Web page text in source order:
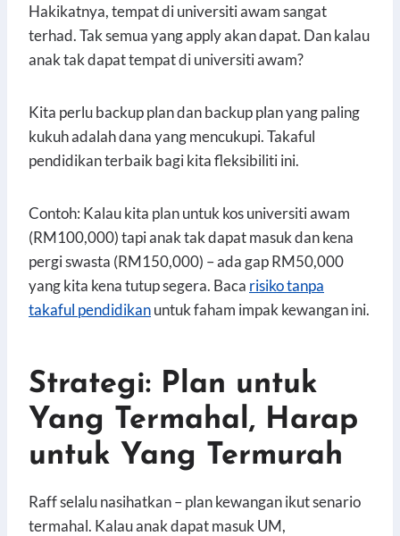
Hakikatnya, tempat di universiti awam sangat
terhad. Tak semua yang apply akan dapat. Dan kalau
anak tak dapat tempat di universiti awam?
Kita perlu backup plan dan backup plan yang paling
kukuh adalah dana yang mencukupi. Takaful
pendidikan terbaik bagi kita fleksibiliti ini.
Contoh: Kalau kita plan untuk kos universiti awam
(RM100,000) tapi anak tak dapat masuk dan kena
pergi swasta (RM150,000) – ada gap RM50,000
yang kita kena tutup segera. Baca risiko tanpa
takaful pendidikanuntuk faham impak kewangan ini.
Strategi: Plan untuk
Yang Termahal, Harap
untuk Yang Termurah
Raff selalu nasihatkan – plan kewangan ikut senario
termahal. Kalau anak dapat masuk UM,